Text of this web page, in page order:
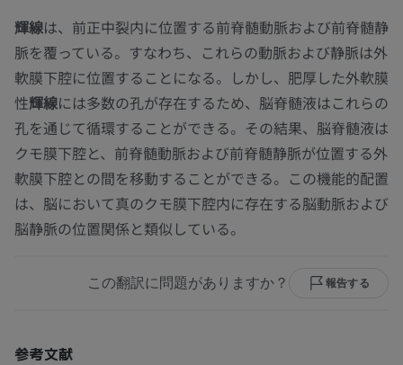
輝線は、前正中裂内に位置する前脊髄動脈および前脊髄静
脈を覆っている。すなわち、これらの動脈および静脈は外
軟膜下腔に位置することになる。しかし、肥厚した外軟膜
性輝線には多数の孔が存在するため、脳脊髄液はこれらの
孔を通じて循環することができる。その結果、脳脊髄液は
クモ膜下腔と、前脊髄動脈および前脊髄静脈が位置する外
軟膜下腔との間を移動することができる。この機能的配置
は、脳において真のクモ膜下腔内に存在する脳動脈および
脳静脈の位置関係と類似している。
この翻訳に問題がありますか？ 報告する
参考文献